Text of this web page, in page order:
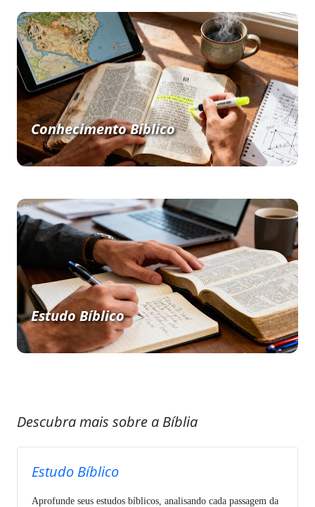
Conhecimento Bíblico
Estudo Bíblico
Descubra mais sobre a Bíblia
Estudo Bíblico
Aprofunde seus estudos bíblicos, analisando cada passagem da